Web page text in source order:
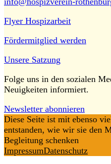
Flyer Hospizarbeit
Fördermitglied werden
Unsere Satzung
Folge uns in den sozialen
Neuigkeiten informiert.
Newsletter abonnieren
Diese Seite ist mit ebenso
entstanden, wie wir sie den
Begleitung schenken
ImpressumDatenschutz